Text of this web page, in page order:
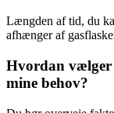
Længden af tid, du
afhænger af
Hvordan
mine behov?